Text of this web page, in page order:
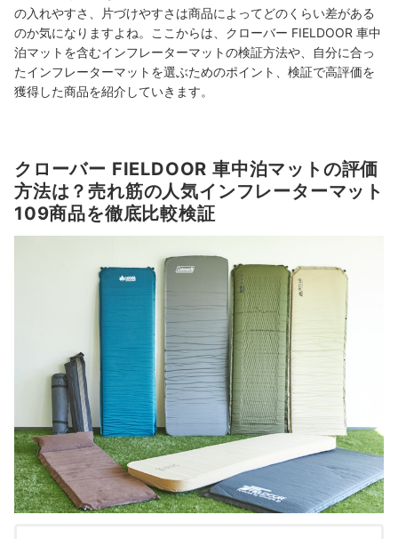
の入れやすさ、片づけやすさは商品によってどのくらい差がある
のか気になりますよね。ここからは、クローバー FIELDOOR 車中
泊マットを含むインフレーターマットの検証方法や、自分に合っ
たインフレーターマットを選ぶためのポイント、検証で高評価を
獲得した商品を紹介していきます。
クローバー FIELDOOR 車中泊マットの評価
方法は？売れ筋の人気インフレーターマット
109商品を徹底比較検証